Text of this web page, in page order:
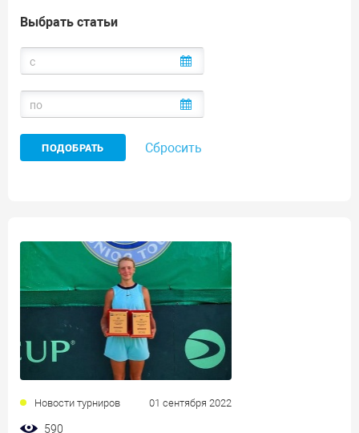
Выбрать статьи
Сбросить
Новости турниров 01 сентября 2022
590